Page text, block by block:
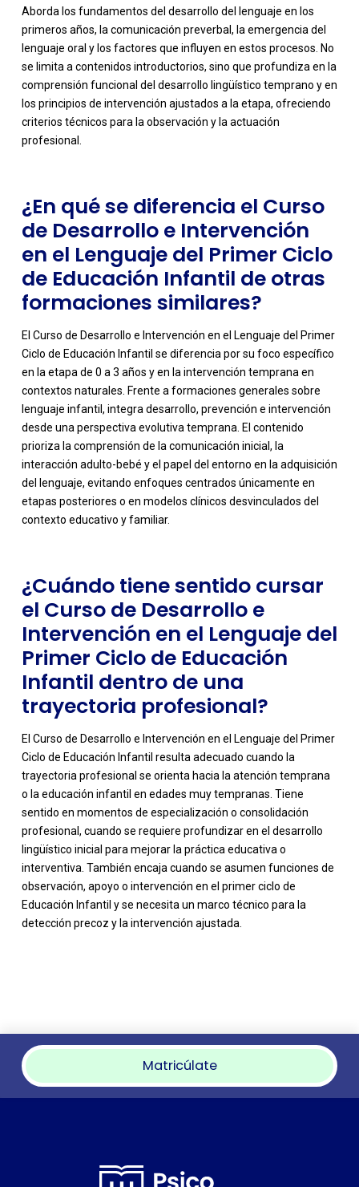
Aborda los fundamentos del desarrollo del lenguaje en los
primeros años, la comunicación preverbal, la emergencia del
lenguaje oral y los factores que influyen en estos procesos. No
se limita a contenidos introductorios, sino que profundiza en la
comprensión funcional del desarrollo lingüístico temprano y en
los principios de intervención ajustados a la etapa, ofreciendo
criterios técnicos para la observación y la actuación
profesional.
-
¿En qué se diferencia el Curso
de Desarrollo e Intervención
en el Lenguaje del Primer Ciclo
de Educación Infantil de otras
formaciones similares?
El Curso de Desarrollo e Intervención en el Lenguaje del Primer
Ciclo de Educación Infantil se diferencia por su foco específico
en la etapa de 0 a 3 años y en la intervención temprana en
contextos naturales. Frente a formaciones generales sobre
lenguaje infantil, integra desarrollo, prevención e intervención
desde una perspectiva evolutiva temprana. El contenido
prioriza la comprensión de la comunicación inicial, la
interacción adulto-bebé y el papel del entorno en la adquisición
del lenguaje, evitando enfoques centrados únicamente en
etapas posteriores o en modelos clínicos desvinculados del
contexto educativo y familiar.
-
¿Cuándo tiene sentido cursar
el Curso de Desarrollo e
Intervención en el Lenguaje del
Primer Ciclo de Educación
Infantil dentro de una
trayectoria profesional?
El Curso de Desarrollo e Intervención en el Lenguaje del Primer
Ciclo de Educación Infantil resulta adecuado cuando la
trayectoria profesional se orienta hacia la atención temprana
o la educación infantil en edades muy tempranas. Tiene
sentido en momentos de especialización o consolidación
profesional, cuando se requiere profundizar en el desarrollo
lingüístico inicial para mejorar la práctica educativa o
interventiva. También encaja cuando se asumen funciones de
observación, apoyo o intervención en el primer ciclo de
Educación Infantil y se necesita un marco técnico para la
detección precoz y la intervención ajustada.
Matricúlate